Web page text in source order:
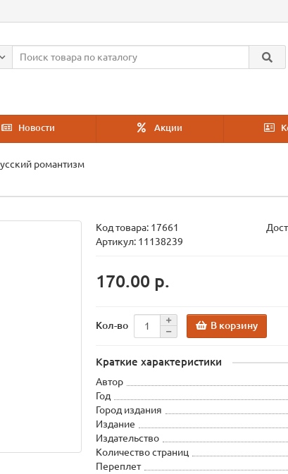
Новости Акции
романтизм
Код товара: 17661
Артикул: 11138239
170.00 р.
Кол-во В корзину
Краткие характеристики
Автор
Год
Город издания
Издание
Издательство
Количество страниц
Переплет